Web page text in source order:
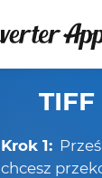
Krok 1:
chcesz